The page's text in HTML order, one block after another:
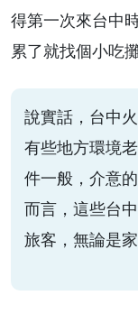
得第一次來台中
累了就找個小吃
說實話，台中
有些地方環境
件一般，介意
而言，這些台
旅客，無論是